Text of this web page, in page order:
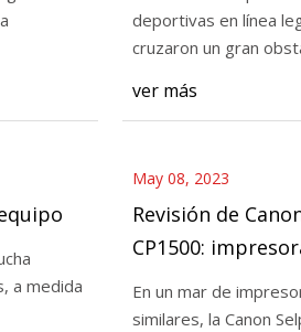
deportivas en línea
cruzaron un gran
ver más
a medida
May 08, 2023
Revisión de
CP1500:
liviana y
menos)
En un mar de
similares, la Canon